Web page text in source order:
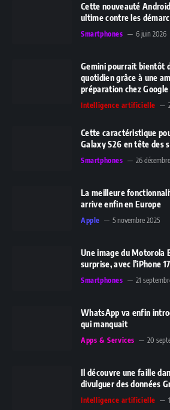
Cette nouveauté
ultime contre les
Smartphones 6 juin 2026
Gemini pourrait bientôt
quotidien grâce à une
préparation chez Google
Intelligence artificielle
Cette caractéristique
Galaxy S26 en tête des
Smartphones 26
La meilleure
arrive enfin en Europe
Apple 5 novembre 2025
Une image du Motorola
surprise, avec l’iPhone
Smartphones 21
WhatsApp va enfin
qui manquait
Apps & Services 20
Il découvre une faille
divulguer des données
Intelligence artificielle